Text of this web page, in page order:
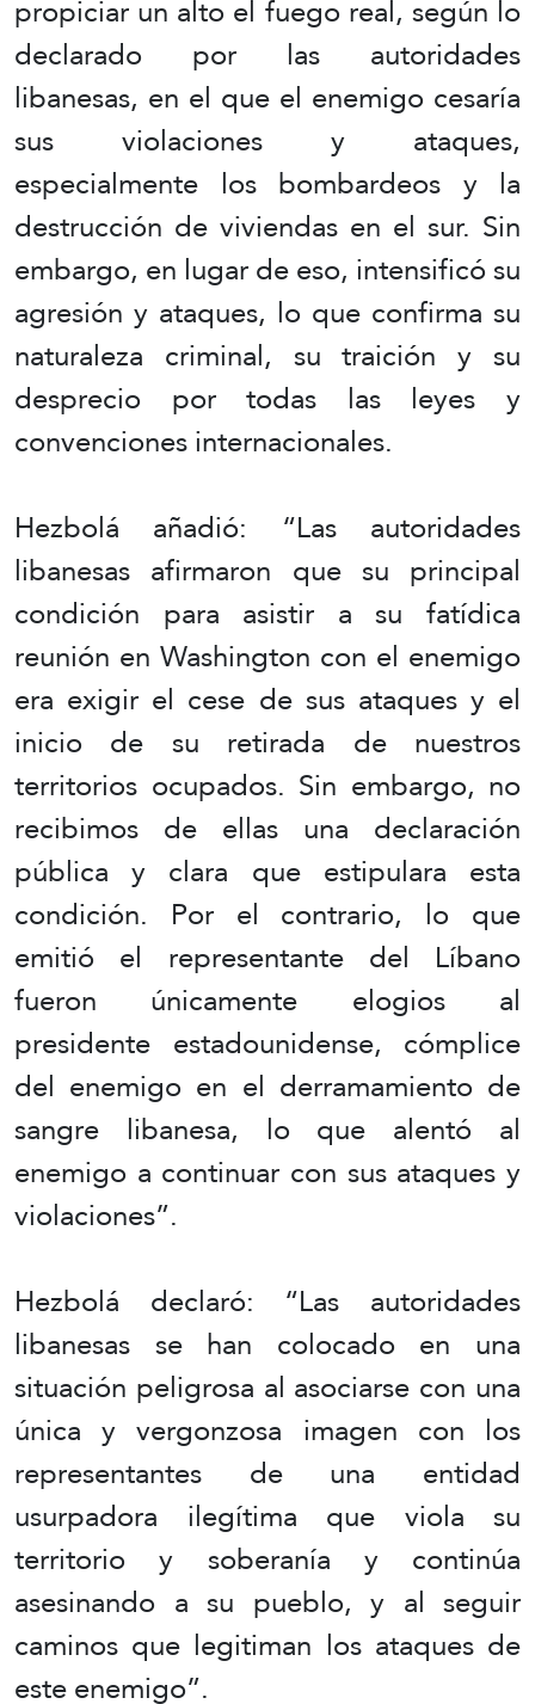
propiciar un alto el fuego real, según lo
declarado por las autoridades
libanesas, en el que el enemigo cesaría
sus violaciones y ataques,
especialmente los bombardeos y la
destrucción de viviendas en el sur. Sin
embargo, en lugar de eso, intensificó su
agresión y ataques, lo que confirma su
naturaleza criminal, su traición y su
desprecio por todas las leyes y
convenciones internacionales.
Hezbolá añadió: “Las autoridades
libanesas afirmaron que su principal
condición para asistir a su fatídica
reunión en Washington con el enemigo
era exigir el cese de sus ataques y el
inicio de su retirada de nuestros
territorios ocupados. Sin embargo, no
recibimos de ellas una declaración
pública y clara que estipulara esta
condición. Por el contrario, lo que
emitió el representante del Líbano
fueron únicamente elogios al
presidente estadounidense, cómplice
del enemigo en el derramamiento de
sangre libanesa, lo que alentó al
enemigo a continuar con sus ataques y
violaciones”.
Hezbolá declaró: “Las autoridades
libanesas se han colocado en una
situación peligrosa al asociarse con una
única y vergonzosa imagen con los
representantes de una entidad
usurpadora ilegítima que viola su
territorio y soberanía y continúa
asesinando a su pueblo, y al seguir
caminos que legitiman los ataques de
este enemigo”.